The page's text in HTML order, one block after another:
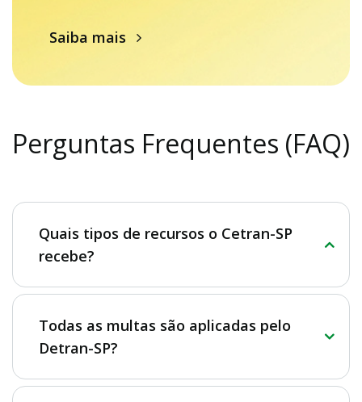
Saiba mais
Perguntas Frequentes (FAQ)
Quais tipos de recursos o Cetran-SP
recebe?
Todas as multas são aplicadas pelo
Detran-SP?